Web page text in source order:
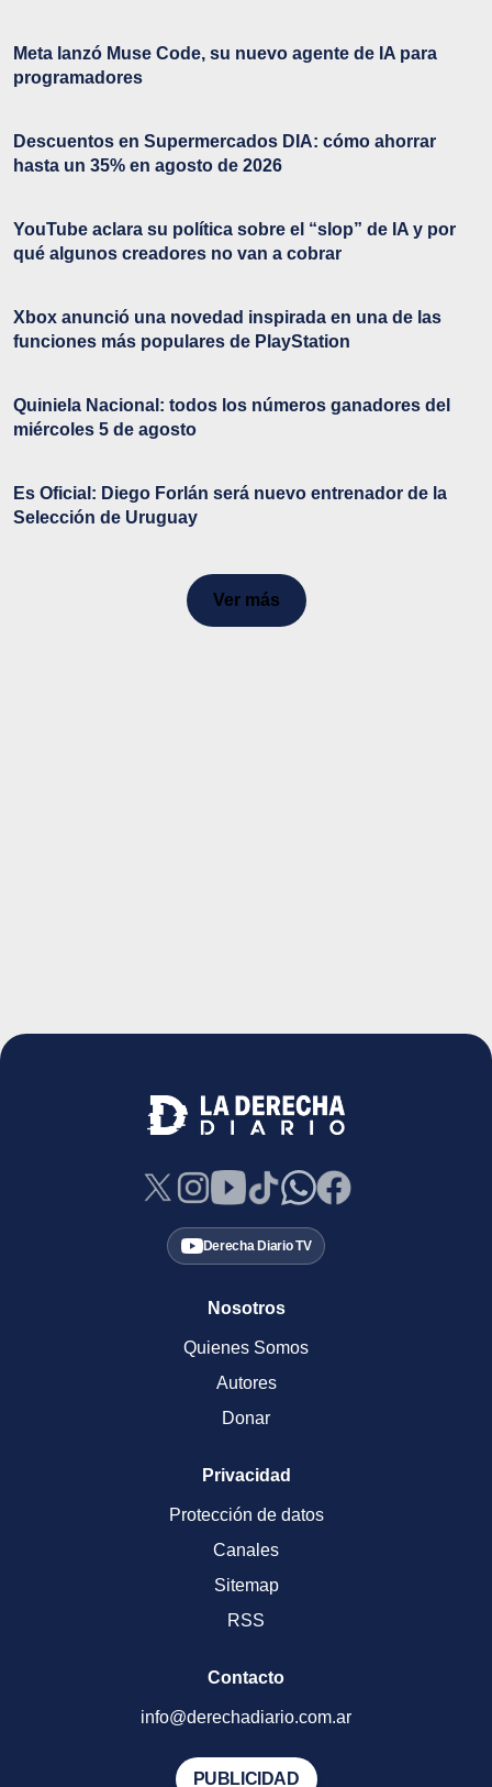
Meta lanzó Muse Code, su nuevo agente de IA para
programadores
Descuentos en Supermercados DIA: cómo ahorrar
hasta un 35% en agosto de 2026
YouTube aclara su política sobre el “slop” de IA y por
qué algunos creadores no van a cobrar
Xbox anunció una novedad inspirada en una de las
funciones más populares de PlayStation
Quiniela Nacional: todos los números ganadores del
miércoles 5 de agosto
Es Oficial: Diego Forlán será nuevo entrenador de la
Selección de Uruguay
Ver más
Derecha Diario TV
Nosotros
Quienes Somos
Autores
Donar
Privacidad
Protección de datos
Canales
Sitemap
RSS
Contacto
info@derechadiario.com.ar
PUBLICIDAD